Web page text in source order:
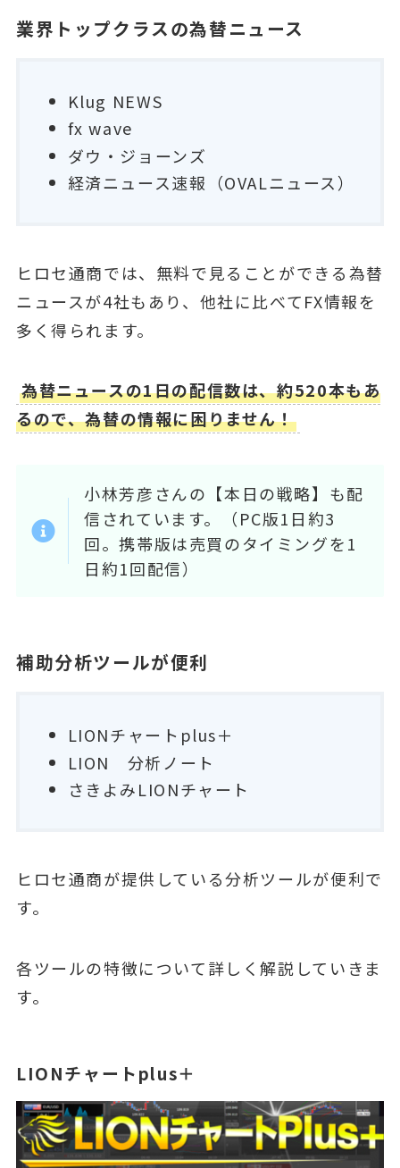
業界トップクラスの為替ニュース
Klug NEWS
fx wave
ダウ・ジョーンズ
経済ニュース速報（OVALニュース）
ヒロセ通商では、無料で見ることができる為替
ニュースが4社もあり、他社に比べてFX情報を
多く得られます。
為替ニュースの1日の配信数は、約520本もあ
るので、為替の情報に困りません！
小林芳彦さんの【本日の戦略】も配
信されています。（PC版1日約3
回。携帯版は売買のタイミングを1
日約1回配信）
補助分析ツールが便利
LIONチャートplus＋
LION 分析ノート
さきよみLIONチャート
ヒロセ通商が提供している分析ツールが便利で
す。
各ツールの特徴について詳しく解説していきま
す。
LIONチャートplus＋